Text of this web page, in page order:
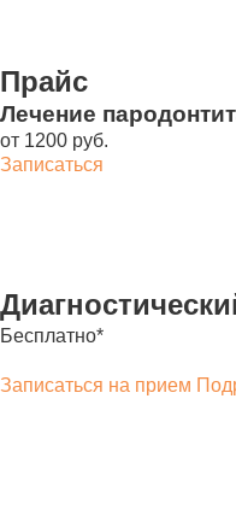
Прайс
Лечение
от 1200 руб.
Записаться
Бесплатно*
Записаться на прием